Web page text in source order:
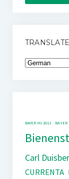
BAYER HV 2011 BAYER
Carl
CURRENTA